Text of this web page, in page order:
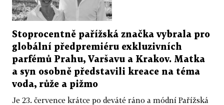
Stoprocentně pařížská značka vybrala pro
globální předpremiéru exkluzivních
parfémů Prahu, Varšavu a Krakov. Matka
a syn osobně představili kreace na téma
voda, růže a pižmo
Je 23. července krátce po deváté ráno a módní Pařížská